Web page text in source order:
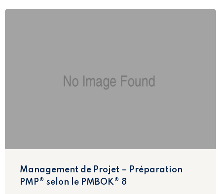
Management de Projet – Préparation
PMP® selon le PMBOK® 8